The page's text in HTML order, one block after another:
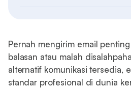
Pernah mengirim email
balasan atau malah
alternatif komunikasi tersedia,
standar profesional di dunia